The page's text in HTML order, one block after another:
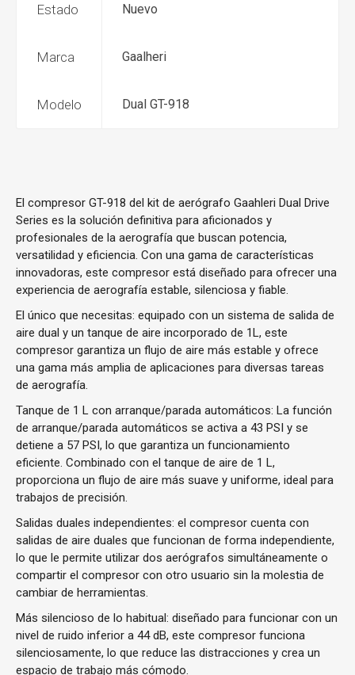
Estado Nuevo
Marca Gaalheri
Modelo Dual GT-918
El compresor GT-918 del kit de aerógrafo Gaahleri ​​Dual Drive
Series es la solución definitiva para aficionados y
profesionales de la aerografía que buscan potencia,
versatilidad y eficiencia. Con una gama de características
innovadoras, este compresor está diseñado para ofrecer una
experiencia de aerografía estable, silenciosa y fiable.
El único que necesitas: equipado con un sistema de salida de
aire dual y un tanque de aire incorporado de 1L, este
compresor garantiza un flujo de aire más estable y ofrece
una gama más amplia de aplicaciones para diversas tareas
de aerografía.
Tanque de 1 L con arranque/parada automáticos: La función
de arranque/parada automáticos se activa a 43 PSI y se
detiene a 57 PSI, lo que garantiza un funcionamiento
eficiente. Combinado con el tanque de aire de 1 L,
proporciona un flujo de aire más suave y uniforme, ideal para
trabajos de precisión.
Salidas duales independientes: el compresor cuenta con
salidas de aire duales que funcionan de forma independiente,
lo que le permite utilizar dos aerógrafos simultáneamente o
compartir el compresor con otro usuario sin la molestia de
cambiar de herramientas.
Más silencioso de lo habitual: diseñado para funcionar con un
nivel de ruido inferior a 44 dB, este compresor funciona
silenciosamente, lo que reduce las distracciones y crea un
espacio de trabajo más cómodo.